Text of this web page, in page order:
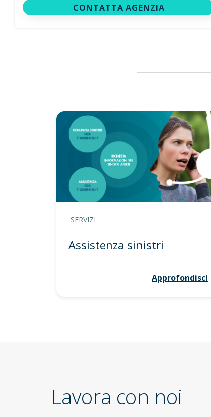
CONTATTA AGENZIA
SERVIZI
Assistenza sinistri
Approfondisci
Lavora con noi